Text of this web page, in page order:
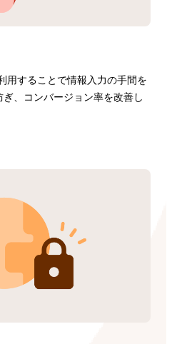
用することで情報入力の手間を
、コンバージョン率を改善し